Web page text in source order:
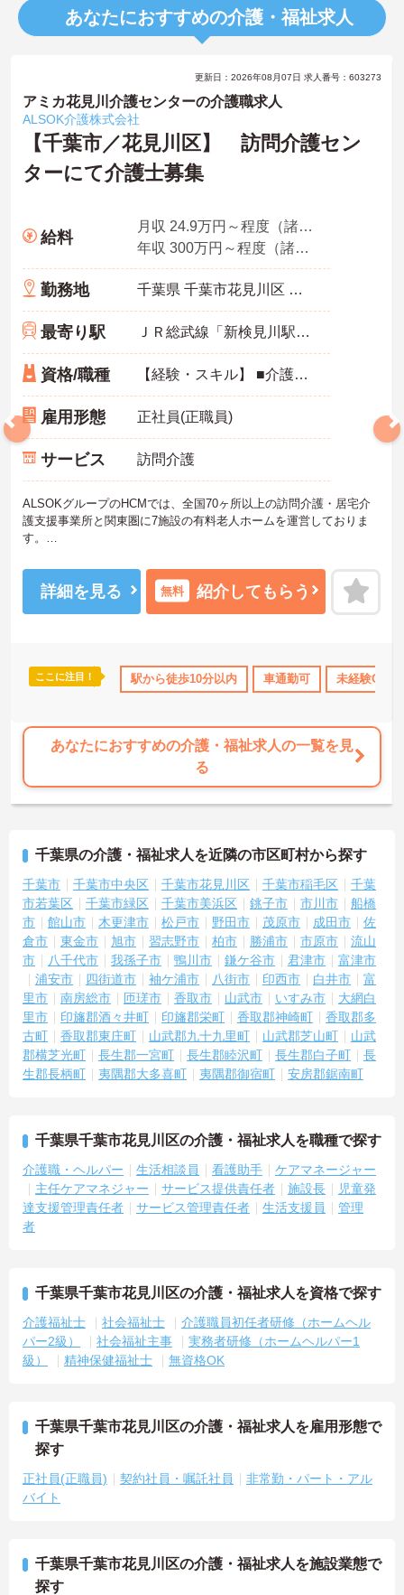
・困った時もすぐに相談してフォローし合える体制が整っているの
で、安心して業務に取り組むことが期待できます。
・賞与年2回に加え、施設運営への貢献やチームワークを評価する特
別報酬が支給される仕組みがあります。
・目に見える形で日々の努力がしっかりと還元されることで、高い
モチベーションを保ちながら将来的な昇給を目指せます。
【自分らしいスタイルを大切にしながら、無理のないペースで働け
ます】
身の個性を尊重した働き方を叶えられます。
・月平均残業時間が少なく、年間17日のリフレッシュ休暇も取得で
きる環境で、心身のゆとりを維持できます。
【手厚い資格取得支援や継続雇用制度で、将来の安心感が得られま
・勤務時間内で受講可能な資格取得サポートが整備されているた
め、働きながら着実に認知症ケアの専門性を磨けます。
・65歳の定年後も70歳まで勤務可能な再雇用制度が設けられてお
り、一つの職場で安定して長く活躍し続けることが可能です。
あなたにおすすめの介護・福祉求人
制度あり 社会保険完備 交通費支給
更新日：2026年08月07日 求人番号：603273
アミカ花見川介護センターの介護職求人
ALSOK介護株式会社
【千葉市／花見川区】 訪問介護セン
ターにて介護士募集
給料
月収 24.9万円～程度（諸手当込み） 常勤・看護師モデル
年収 300万円～程度（諸手当込み） 常勤・看護師モデル
勤務地 千葉県 千葉市花見川区 南花園2-9-21
最寄り駅 ＪＲ総武線「新検見川駅」徒歩3分
資格/職種 【経験・スキル】 ■介護職員基礎研修 介護職員初任者研修課程 ホームヘルパー2級 ※経験不問
雇用形態 正社員(正職員)
サービス 訪問介護
ALSOKグループのHCMでは、全国70ヶ所以上の訪問介護・居宅介
護支援事業所と関東圏に7施設の有料老人ホームを運営しておりま
す。
すのでお気軽にお問い合わせくださいませ。
詳細を見る 無料 紹介してもらう
ここに注目！ 駅から徒歩10分以内 車通勤可 未経験OK
あなたにおすすめの介護・福祉求人の一覧を見
る
千葉県の介護・福祉求人を近隣の市区町村から探す
千葉市 千葉市中央区 千葉市花見川区 千葉市稲毛区
千葉
市若葉区
千葉市緑区 千葉市美浜区 銚子市 市川市
船橋
市
館山市 木更津市 松戸市 野田市 茂原市 成田市
佐
倉市
東金市 旭市 習志野市 柏市 勝浦市 市原市
流山
市
八千代市 我孫子市 鴨川市 鎌ケ谷市 君津市
富津市
浦安市
四街道市 袖ケ浦市 八街市 印西市 白井市
富
里市
南房総市 匝瑳市 香取市 山武市 いすみ市
大網白
里市
印旛郡酒々井町 印旛郡栄町 香取郡神崎町
香取郡多
古町
香取郡東庄町 山武郡九十九里町 山武郡芝山町
山武
郡横芝光町
長生郡一宮町 長生郡睦沢町 長生郡白子町
長
生郡長柄町
夷隅郡大多喜町 夷隅郡御宿町 安房郡鋸南町
千葉県千葉市花見川区の介護・福祉求人を職種で探す
介護職・ヘルパー 生活相談員 看護助手
ケアマネージャー
主任ケアマネジャー
サービス提供責任者 施設長
児童発
達支援管理責任者
サービス管理責任者 生活支援員
管理
者
千葉県千葉市花見川区の介護・福祉求人を資格で探す
介護福祉士 社会福祉士
介護職員初任者研修（ホームヘル
パー2級）
社会福祉主事
実務者研修（ホームヘルパー1
級）
精神保健福祉士 無資格OK
千葉県千葉市花見川区の介護・福祉求人を雇用形態で
探す
正社員(正職員) 契約社員・嘱託社員
非常勤・パート・アル
バイト
千葉県千葉市花見川区の介護・福祉求人を施設業態で
探す